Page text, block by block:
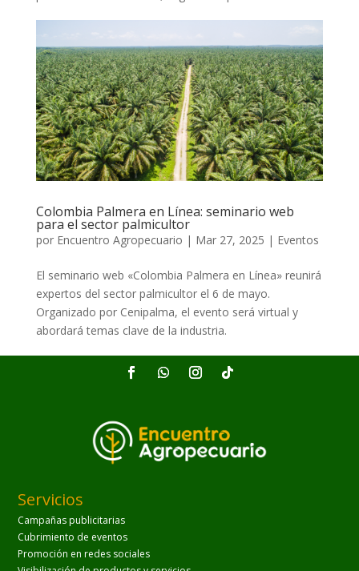
Colombia Palmera en Línea: seminario web
para el sector palmicultor
por Encuentro Agropecuario | Mar 27, 2025 | Eventos
El seminario web «Colombia Palmera en Línea» reunirá
expertos del sector palmicultor el 6 de mayo.
Organizado por Cenipalma, el evento será virtual y
abordará temas clave de la industria.
Servicios
Campañas publicitarias
Cubrimiento de eventos
Promoción en redes sociales